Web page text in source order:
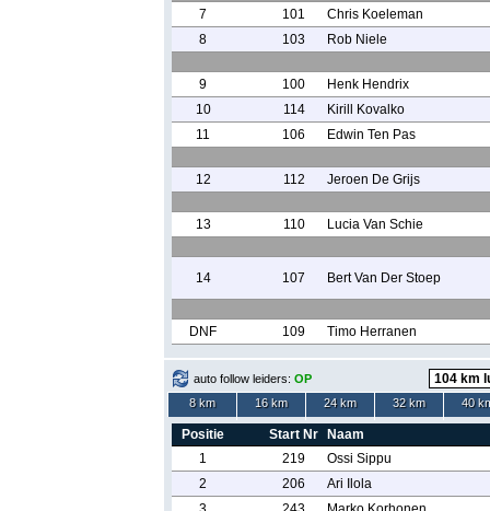
7 101
Chris Koeleman
8
103 Rob Niele
9 100
Henk Hendrix
10
114
Kirill Kovalko
11
106 Edwin Ten Pas
12 112 Jeroen De Grijs
13 110 Lucia Van Schie
14 107 Bert Van Der Stoep
DNF 109 Timo Herranen
auto follow leiders: OP
8 km
16 km 24 km 32 km 40
Positie Start Nr
Naam
1
219
Ossi Sippu
2
206
Ari Ilola